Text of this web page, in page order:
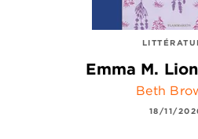
Emma M.
Beth
18/11/